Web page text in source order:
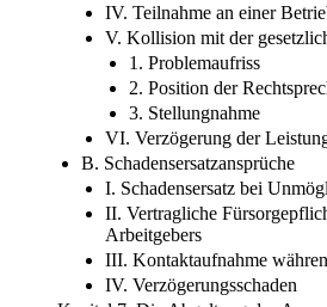
IV. Teilnahme an einer
V. Kollision mit der
1. Problemaufriss
2. Position der
3. Stellungnahme
VI. Verzögerung der
B. Schadensersatzansprüche
I. Schadensersatz bei
II. Vertragliche
Arbeitgebers
III. Kontaktaufnahme
IV. Verzögerungsschaden